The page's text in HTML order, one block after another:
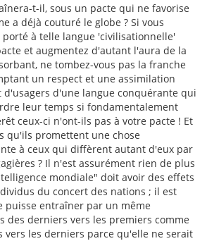
t-il, sous un pacte qui ne favorise
a déjà couturé le globe ? Si vous
à telle langue 'civilisationnelle'
et augmentez d'autant l'aura de la
ne tombez-vous pas la franche
un respect et une assimilation
d'une langue conquérante qui
leur temps si fondamentalement
ceux-ci n'ont-ils pas à votre pacte ! Et
qu'ils promettent une chose
à ceux qui diffèrent autant d'eux par
? Il n'est assurément rien de plus
mondiale" doit avoir des effets
du concert des nations ; il est
puisse entraîner par un même
des derniers vers les premiers comme
vers les derniers parce qu'elle ne serait